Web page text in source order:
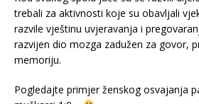
trebali za aktivnosti koje su obavljali
razvile vještinu uvjeravanja i
razvijen dio mozga zadužen za govor,
memoriju.
Pogledajte primjer ženskog osvajanja